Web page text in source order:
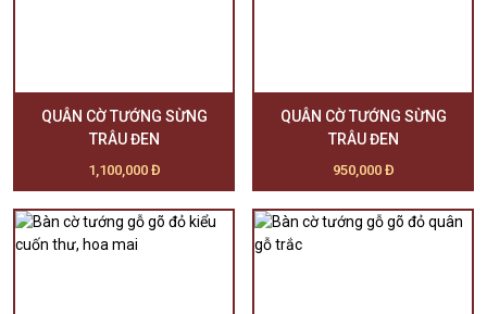
QUÂN CỜ TƯỚNG SỪNG
TRÂU ĐEN
1,100,000 Đ
QUÂN CỜ TƯỚNG SỪNG
TRÂU ĐEN
950,000 Đ